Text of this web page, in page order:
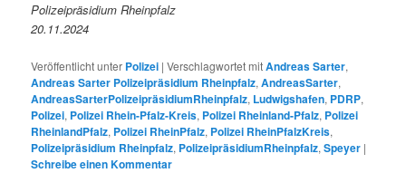
Polizeipräsidium Rheinpfalz
20.11.2024
Veröffentlicht unter Polizei |Verschlagwortet mitAndreas Sarter,
Andreas Sarter Polizeipräsidium Rheinpfalz,AndreasSarter,
AndreasSarterPolizeipräsidiumRheinpfalz, Ludwigshafen, PDRP,
Polizei, Polizei Rhein-Pfalz-Kreis, Polizei Rheinland-Pfalz, Polizei
RheinlandPfalz, Polizei RheinPfalz, Polizei RheinPfalzKreis,
Polizeipräsidium Rheinpfalz, PolizeipräsidiumRheinpfalz,Speyer |
Schreibe einen Kommentar